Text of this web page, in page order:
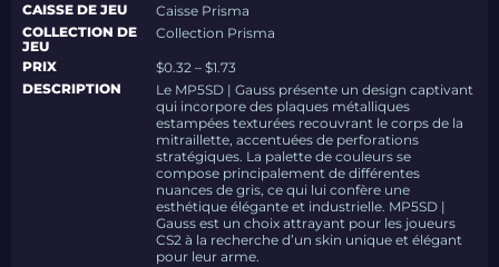
CAISSE DE JEU
Caisse Prisma
COLLECTION DE
JEU
Collection Prisma
PRIX
$0.32 – $1.73
DESCRIPTION
Le MP5SD | Gauss présente un design captivant
qui incorpore des plaques métalliques
estampées texturées recouvrant le corps de la
mitraillette, accentuées de perforations
stratégiques. La palette de couleurs se
compose principalement de différentes
nuances de gris, ce qui lui confère une
esthétique élégante et industrielle. MP5SD |
Gauss est un choix attrayant pour les joueurs
CS2 à la recherche d’un skin unique et élégant
pour leur arme.